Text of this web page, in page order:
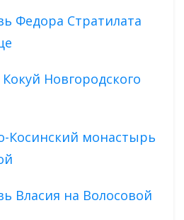
Федора Стратилата
Новгородского
Косинский монастырь
Власия на Волосовой